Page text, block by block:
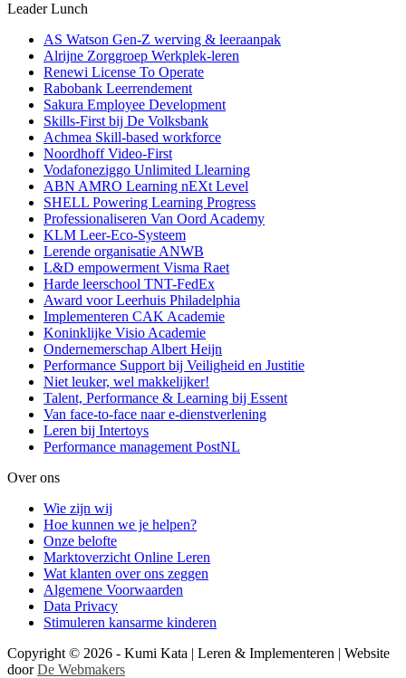
Leader Lunch
AS Watson Gen-Z werving & leeraanpak
Alrijne Zorggroep Werkplek-leren
Renewi License To Operate
Rabobank Leerrendement
Sakura Employee Development
Skills-First bij De Volksbank
Achmea Skill-based workforce
Noordhoff Video-First
Vodafoneziggo Unlimited Llearning
ABN AMRO Learning nEXt Level
SHELL Powering Learning Progress
Professionaliseren Van Oord Academy
KLM Leer-Eco-Systeem
Lerende organisatie ANWB
L&D empowerment Visma Raet
Harde leerschool TNT-FedEx
Award voor Leerhuis Philadelphia
Implementeren CAK Academie
Koninklijke Visio Academie
Ondernemerschap Albert Heijn
Performance Support bij Veiligheid en Justitie
Niet leuker, wel makkelijker!
Talent, Performance & Learning bij Essent
Van face-to-face naar e-dienstverlening
Leren bij Intertoys
Performance management PostNL
Over ons
Wie zijn wij
Hoe kunnen we je helpen?
Onze belofte
Marktoverzicht Online Leren
Wat klanten over ons zeggen
Algemene Voorwaarden
Data Privacy
Stimuleren kansarme kinderen
Copyright © 2026 - Kumi Kata | Leren & Implementeren | Website
doorDe Webmakers